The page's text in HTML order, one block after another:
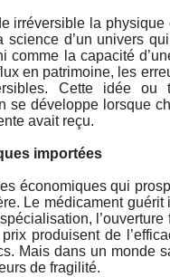
irréversible la physique
d’un univers
comme la capacité
en patrimoine, les
Cette idée ou
se développe lorsque
avait reçu.
importées
économiques qui
Le médicament
produisent de
Mais dans un monde
de fragilité.